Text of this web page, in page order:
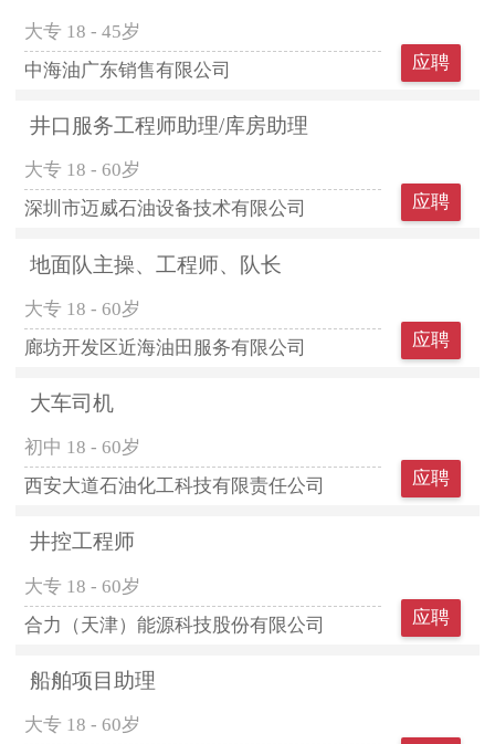
大专 18 - 45岁
中海油广东销售有限公司
应聘
井口服务工程师助理/库房助理
大专 18 - 60岁
深圳市迈威石油设备技术有限公司
应聘
地面队主操、工程师、队长
大专 18 - 60岁
廊坊开发区近海油田服务有限公司
应聘
大车司机
初中 18 - 60岁
西安大道石油化工科技有限责任公司
应聘
井控工程师
大专 18 - 60岁
合力（天津）能源科技股份有限公司
应聘
船舶项目助理
大专 18 - 60岁